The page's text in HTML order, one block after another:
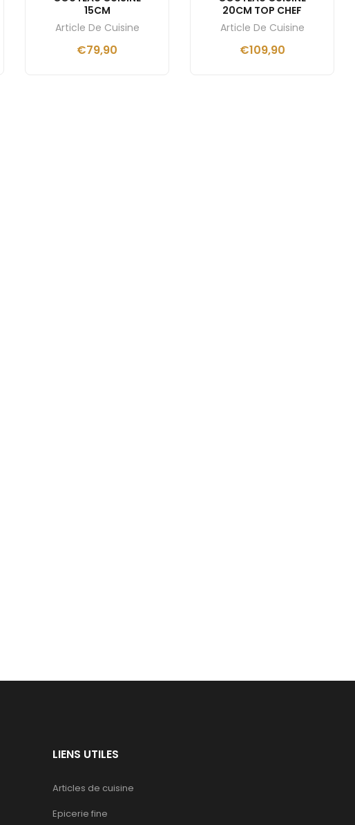
15CM
Article De Cuisine
€79,90
20CM TOP CHEF
Article De Cuisine
€109,90
LIENS UTILES
Articles de cuisine
Epicerie fine